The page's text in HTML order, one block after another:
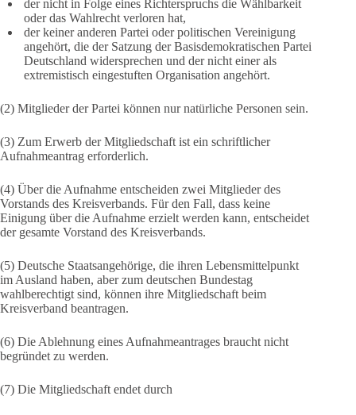
der nicht in Folge eines Richterspruchs die Wählbarkeit
oder das Wahlrecht verloren hat,
der keiner anderen Partei oder politischen Vereinigung
angehört, die der Satzung der Basisdemokratischen Partei
Deutschland widersprechen und der nicht einer als
extremistisch eingestuften Organisation angehört.
(2) Mitglieder der Partei können nur natürliche Personen sein.
(3) Zum Erwerb der Mitgliedschaft ist ein schriftlicher
Aufnahmeantrag erforderlich.
(4) Über die Aufnahme entscheiden zwei Mitglieder des
Vorstands des Kreisverbands. Für den Fall, dass keine
Einigung über die Aufnahme erzielt werden kann, entscheidet
der gesamte Vorstand des Kreisverbands.
(5) Deutsche Staatsangehörige, die ihren Lebensmittelpunkt
im Ausland haben, aber zum deutschen Bundestag
wahlberechtigt sind, können ihre Mitgliedschaft beim
Kreisverband beantragen.
(6) Die Ablehnung eines Aufnahmeantrages braucht nicht
begründet zu werden.
(7) Die Mitgliedschaft endet durch